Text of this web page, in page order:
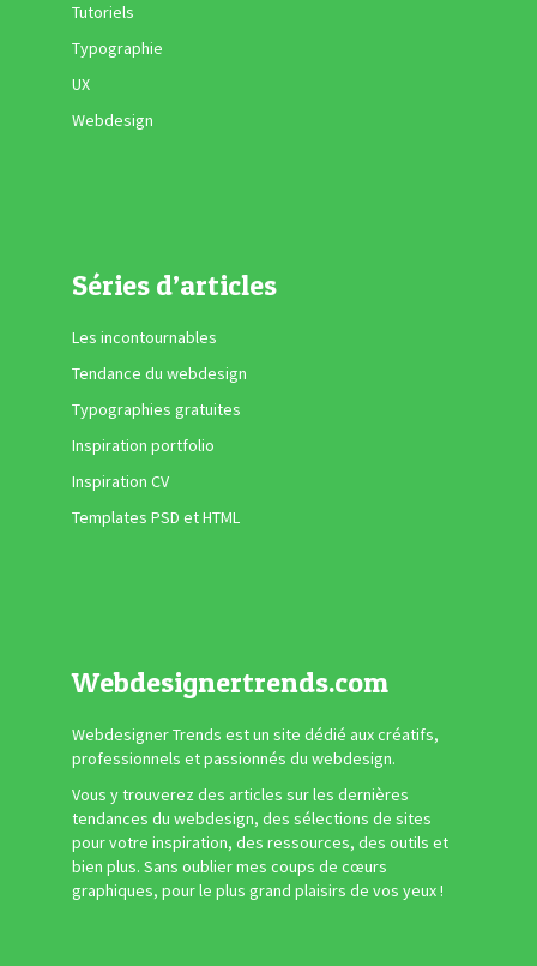
Tutoriels
Typographie
UX
Webdesign
Séries d’articles
Les incontournables
Tendance du webdesign
Typographies gratuites
Inspiration portfolio
Inspiration CV
Templates PSD et HTML
Webdesignertrends.com
Webdesigner Trends est un site dédié aux créatifs,
professionnels et passionnés du webdesign.
Vous y trouverez des articles sur les dernières
tendances du webdesign, des sélections de sites
pour votre inspiration, des ressources, des outils et
bien plus. Sans oublier mes coups de cœurs
graphiques, pour le plus grand plaisirs de vos yeux !